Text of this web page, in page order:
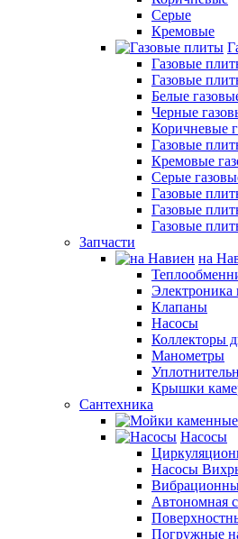
Серые
Кремовые
Газовые
Газовые
Белые
Черные
Коричневые
Газовые
Кремовые
Серые
Газовые
Газовые
Газовые
Запчасти
на
Электроника
Клапаны
Насосы
Коллекторы
Манометры
Крышки
Сантехника
Насосы
Насосы
Автономная
Погружные